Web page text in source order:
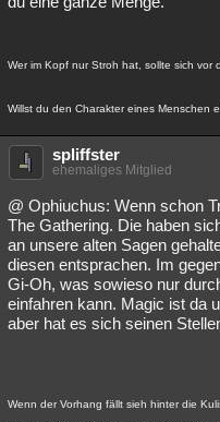
Wer im Kopf nur Stroh hat, sollte sich vor
Willst du den Charakter eines Menschen
spliffster
ehemaliges Mitglied
@ Ophiuchus: Wenn schon
The Gathering. Die haben
an unsere alten Sagen
diesen entsprachen. Im
Gi-Oh, was sowieso nur
einfahren kann. Magic ist da
aber hat es sich seinen
Wenn der Vorhang fällt sieh hinter die